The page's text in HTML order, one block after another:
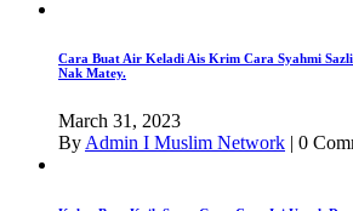
Cara Buat Air Keladi Ais Krim Cara Syahmi
Nak Matey.
March 31, 2023
By Admin I Muslim Network | 0